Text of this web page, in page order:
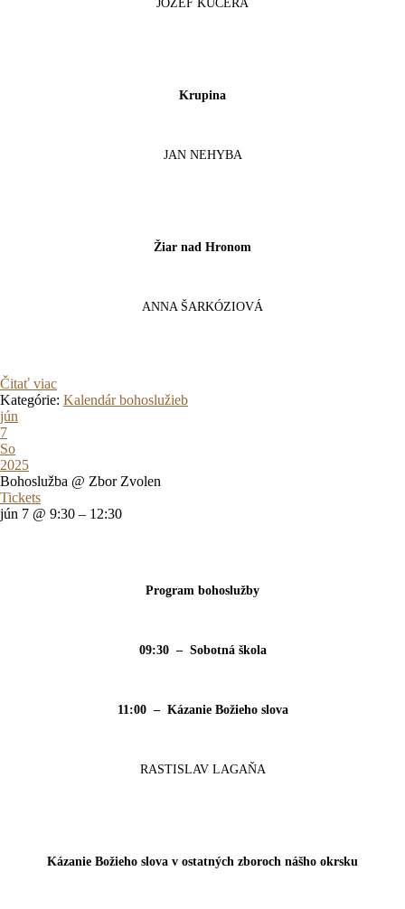
JOZEF KUČERA
Krupina
JAN NEHYBA
Žiar nad Hronom
ANNA ŠARKÓZIOVÁ
Čitať viac
Kategórie: Kalendár bohoslužieb
jún
7
So
2025
Bohoslužba @ Zbor Zvolen
Tickets
jún 7 @ 9:30 – 12:30
Program bohoslužby
09:30 – Sobotná škola
11:00 – Kázanie Božieho slova
RASTISLAV LAGAŇA
Kázanie Božieho slova v ostatných zboroch nášho okrsku